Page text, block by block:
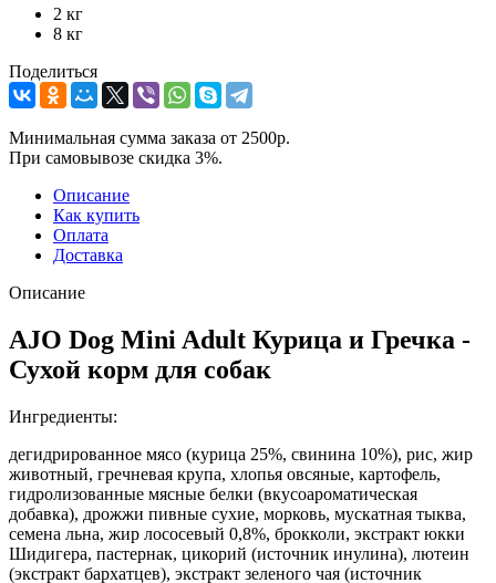
2 кг
8 кг
Поделиться
Минимальная сумма заказа от 2500р.
При самовывозе скидка 3%.
Описание
Как купить
Оплата
Доставка
Описание
AJO Dog Mini Adult Курица и Гречка -
Сухой корм для собак
Ингредиенты:
дегидрированное мясо (курица 25%, свинина 10%), рис, жир
животный, гречневая крупа, хлопья овсяные, картофель,
гидролизованные мясные белки (вкусоароматическая
добавка), дрожжи пивные сухие, морковь, мускатная тыква,
семена льна, жир лососевый 0,8%, брокколи, экстракт юкки
Шидигера, пастернак, цикорий (источник инулина), лютеин
(экстракт бархатцев), экстракт зеленого чая (источник